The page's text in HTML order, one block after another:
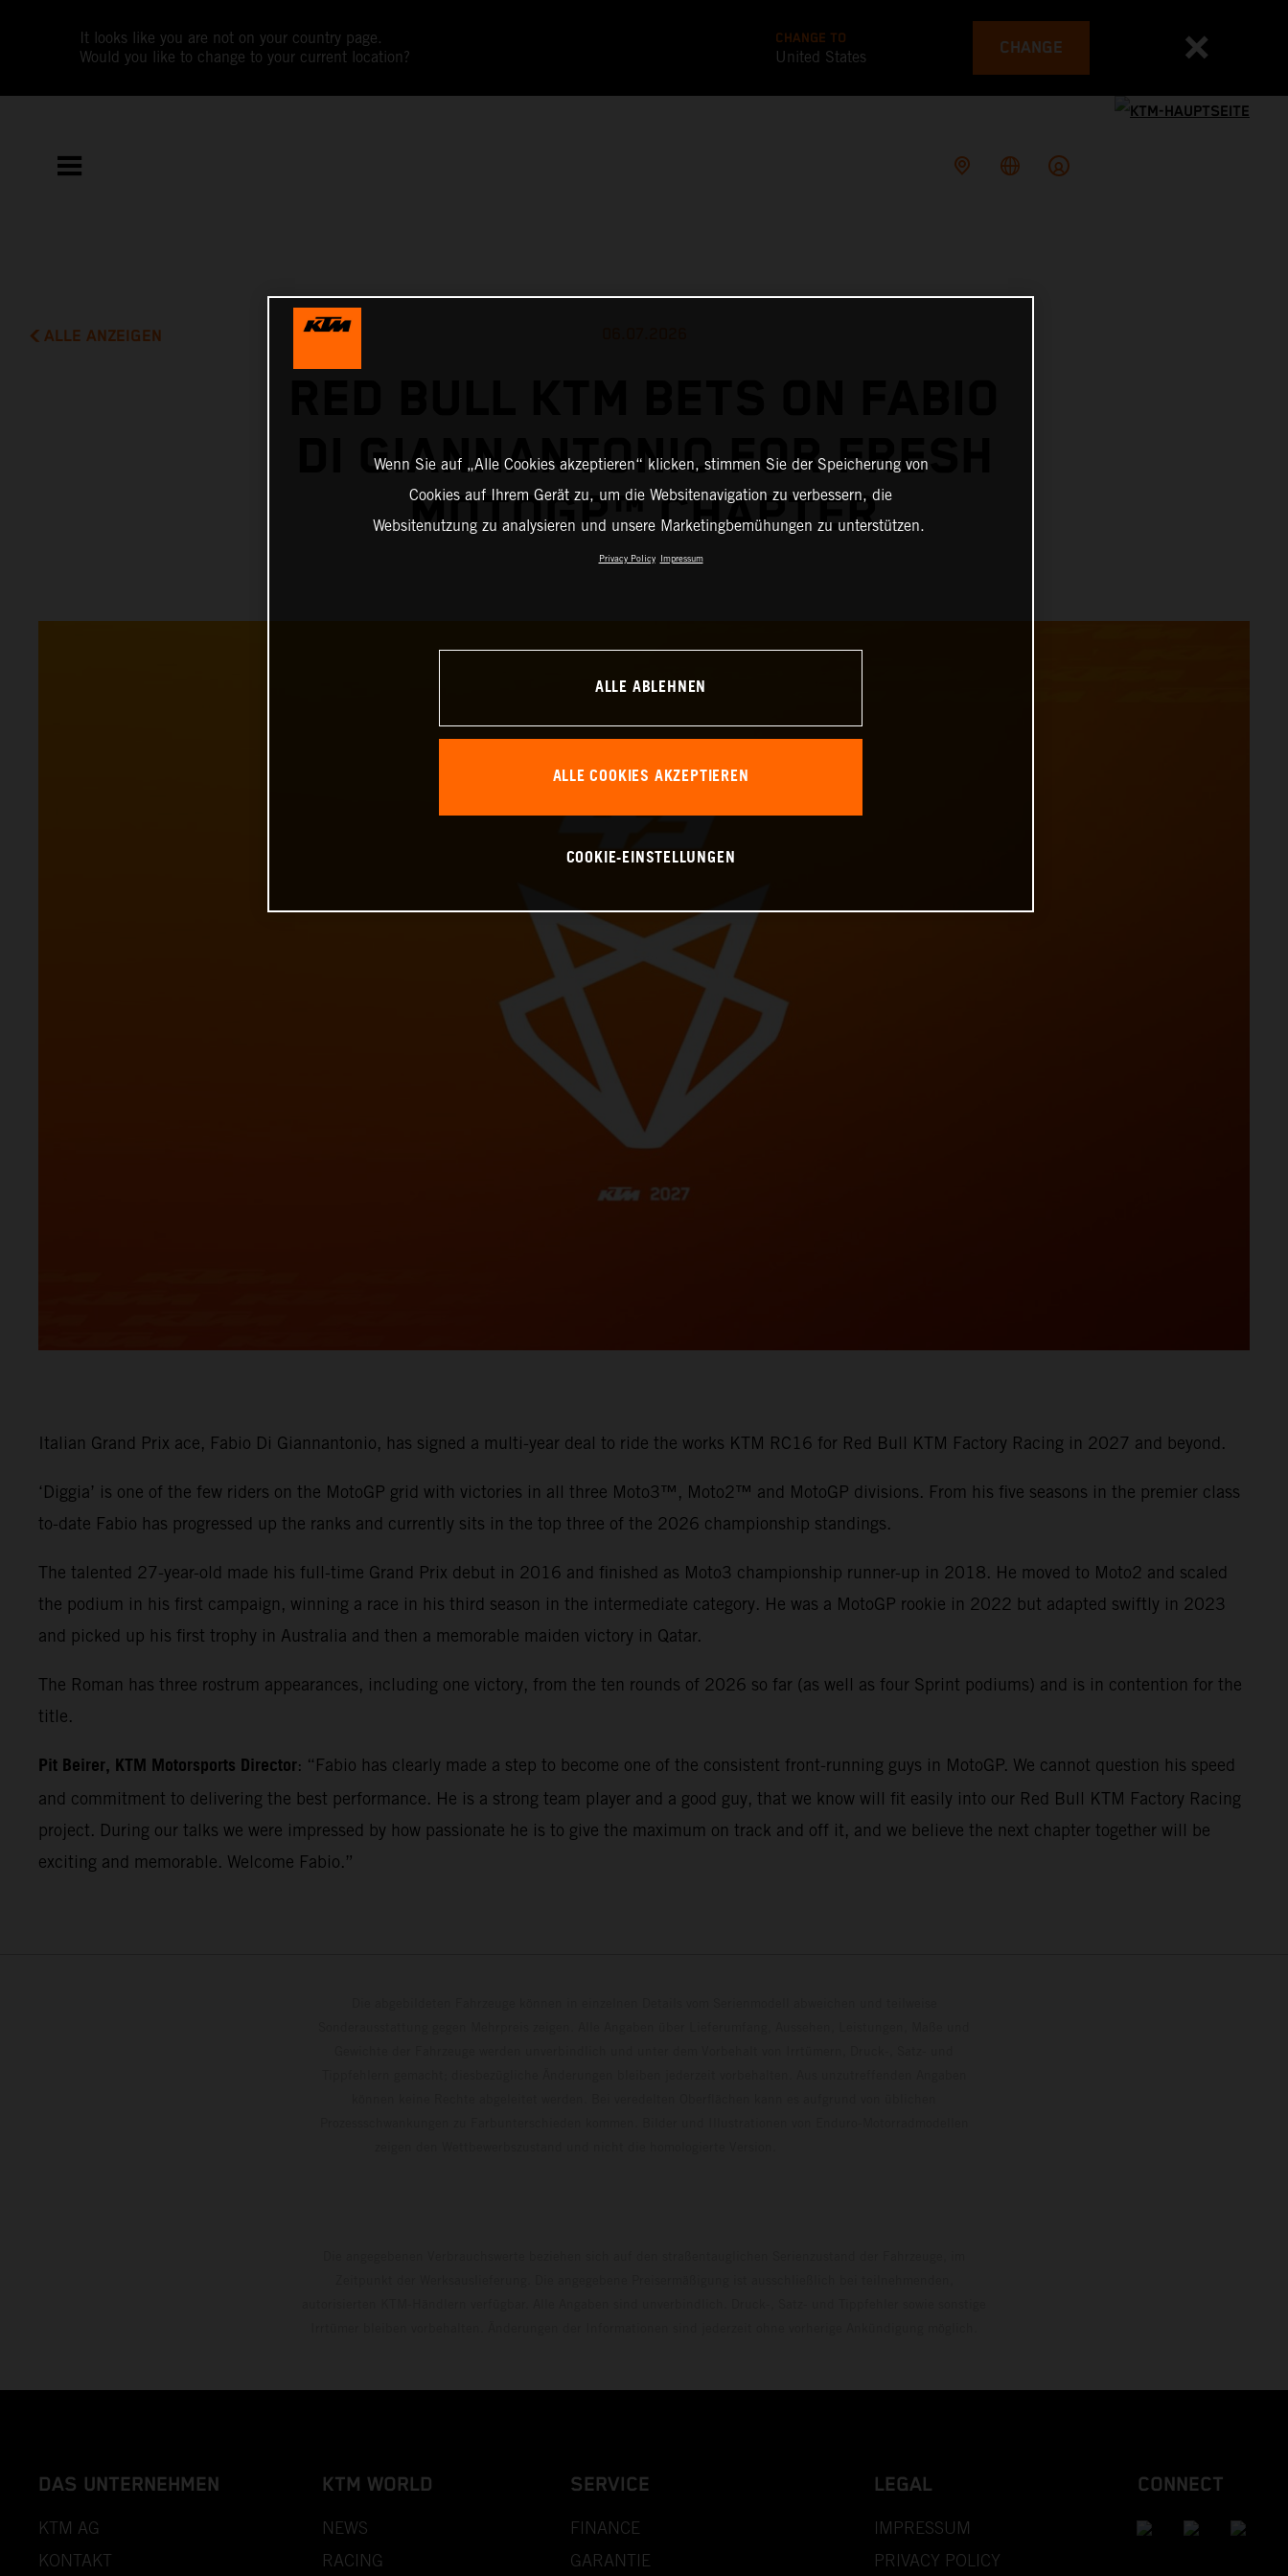
It looks like you are not on your country page.
Would you like to change to your current location?
CHANGE TO
United States CHANGE
ALLE ANZEIGEN
DI GIANNANTONIO FOR FRESH
MOTOGP™ CHAPTER
Italian Grand Prix ace, Fabio Di Giannantonio, has signed a multi-year deal to ride the works KTM RC16 for Red Bull KTM Factory Racing in 2027 and beyond.
‘Diggia’ is one of the few riders on the MotoGP grid with victories in all three Moto3™, Moto2™ and MotoGP divisions. From his five seasons in the premier class
to-date Fabio has progressed up the ranks and currently sits in the top three of the 2026 championship standings.
The talented 27-year-old made his full-time Grand Prix debut in 2016 and finished as Moto3 championship runner-up in 2018. He moved to Moto2 and scaled
the podium in his first campaign, winning a race in his third season in the intermediate category. He was a MotoGP rookie in 2022 but adapted swiftly in 2023
and picked up his first trophy in Australia and then a memorable maiden victory in Qatar.
The Roman has three rostrum appearances, including one victory, from the ten rounds of 2026 so far (as well as four Sprint podiums) and is in contention for the
title.
Pit Beirer, KTM Motorsports Director: “Fabio has clearly made a step to become one of the consistent front-running guys in MotoGP. We cannot question his speed
and commitment to delivering the best performance. He is a strong team player and a good guy, that we know will fit easily into our Red Bull KTM Factory Racing
project. During our talks we were impressed by how passionate he is to give the maximum on track and off it, and we believe the next chapter together will be
exciting and memorable. Welcome Fabio.”
DAS UNTERNEHMEN
KTM AG
KONTAKT
KTM WORLD
NEWS
RACING
SERVICE
FINANCE
GARANTIE
LEGAL
IMPRESSUM
PRIVACY POLICY
CONNECT
Wenn Sie auf „Alle Cookies akzeptieren“ klicken, stimmen Sie der Speicherung von
Cookies auf Ihrem Gerät zu, um die Websitenavigation zu verbessern, die
Websitenutzung zu analysieren und unsere Marketingbemühungen zu unterstützen.
Privacy Policy Impressum
ALLE ABLEHNEN
ALLE COOKIES AKZEPTIEREN
COOKIE-EINSTELLUNGEN